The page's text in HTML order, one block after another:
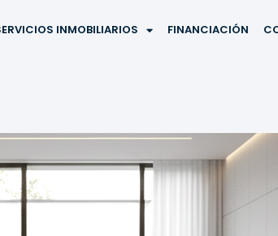
INMOBILIARIOS FINANCIACIÓN